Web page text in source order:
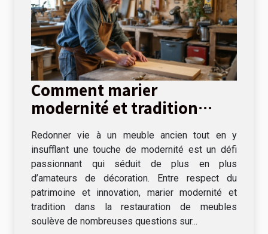
Comment marier
modernité et tradition
meubles ?
Redonner vie à un meuble ancien tout en y
insufflant une touche de modernité est un défi
passionnant qui séduit de plus en plus
d’amateurs de décoration. Entre respect du
patrimoine et innovation, marier modernité et
tradition dans la restauration de meubles
soulève de nombreuses questions sur...